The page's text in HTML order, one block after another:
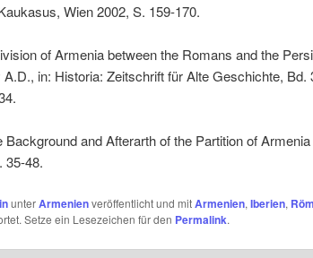
Wien 2002, S. 159-170.
of Armenia between the Romans and the
in: Historia: Zeitschrift für Alte Geschichte, Bd.
and Afterarth of the Partition of
35-48.
unterArmenienveröffentlicht und mitArmenien, Iberien,
Setze ein Lesezeichen für den Permalink.